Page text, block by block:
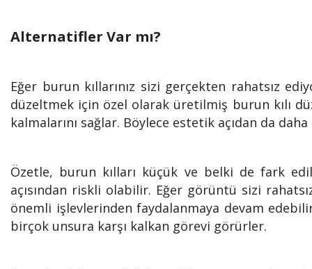
Alternatifler Var mı?
Eğer burun kıllarınız sizi gerçekten rahatsız
düzeltmek için özel olarak üretilmiş burun kılı
kalmalarını sağlar. Böylece estetik açıdan da
Özetle, burun kılları küçük ve belki de fark
açısından riskli olabilir. Eğer görüntü sizi
önemli işlevlerinden faydalanmaya devam
birçok unsura karşı kalkan görevi görürler.